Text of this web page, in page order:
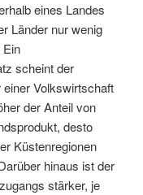
eines Landes
Länder nur wenig
Ein
scheint der
einer Volkswirtschaft
der Anteil von
desto
Küstenregionen
hinaus ist der
stärker, je